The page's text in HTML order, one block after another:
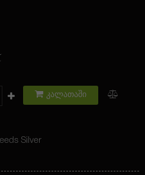
კალათაში
Silver